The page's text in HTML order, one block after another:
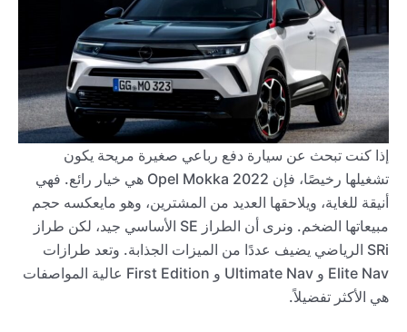
إذا كنت تبحث عن سيارة دفع رباعي صغيرة مريحة يكون
تشغيلها رخيصًا، فإن 2022 Opel Mokka هي خيار رائع. فهي
أنيقة للغاية، ويلاحقها العديد من المشترين، وهو مايعكسه حجم
مبيعاتها الضخم. ونرى أن الطراز SE الأساسي جيد، لكن طراز
SRi الرياضي يضيف عددًا من الميزات الجذابة. وتعد طرازات
Elite Nav و Ultimate Nav و First Edition عالية المواصفات
هي الأكثر تفضيلاً.